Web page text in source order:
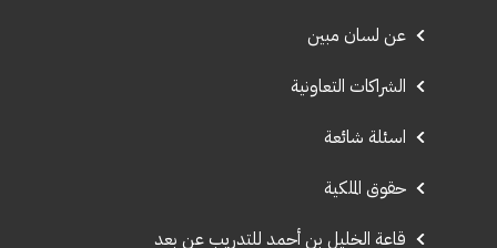
عن لسان مبين
الشراكات التعاونية
اسئلة شائعة
حقوق الملكية
قاعة الخليل بن أحمد للتدريب عن بعد